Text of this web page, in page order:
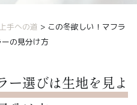
手への道 > この冬欲しい！マフラ
の見分け方
ー選びは生地を見よ